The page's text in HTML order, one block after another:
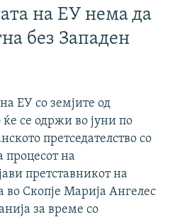
на ЕУ нема да
без Западен
ЕУ со земјите од
се одржи во јуни по
претседателство со
процесот на
претставникот на
Скопје Марија Ангелес
за време со